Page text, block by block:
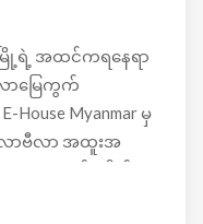
မြို့ရဲ့ အထင်ကရနေရာ
ာမြေကွက်
Myanmar မှ
ာဗီလာ အထူးအ
Wall Hotel မှာ